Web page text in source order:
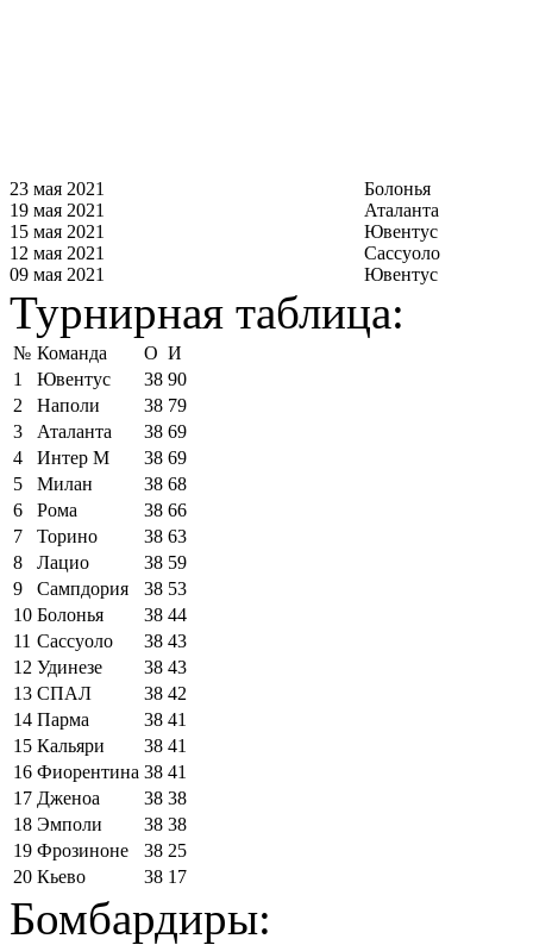
23 мая 2021
Болонья
19 мая 2021
Аталанта
15 мая 2021
Ювентус
12 мая 2021
Сассуоло
09 мая 2021
Ювентус
Турнирная таблица:
№ Команда О И
1
Ювентус 38 90
2
Наполи 38 79
3
Аталанта 38 69
4
Интер М 38 69
5
Милан 38 68
6
Рома 38 66
7
Торино 38 63
8
Лацио 38 59
9
Сампдория 38 53
10 Болонья 38 44
11 Сассуоло 38 43
12 Удинезе 38 43
13 СПАЛ 38 42
14 Парма 38 41
15 Кальяри 38 41
16 Фиорентина 38 41
17 Дженоа 38 38
18 Эмполи 38 38
19 Фрозиноне 38 25
20 Кьево 38 17
Бомбардиры: